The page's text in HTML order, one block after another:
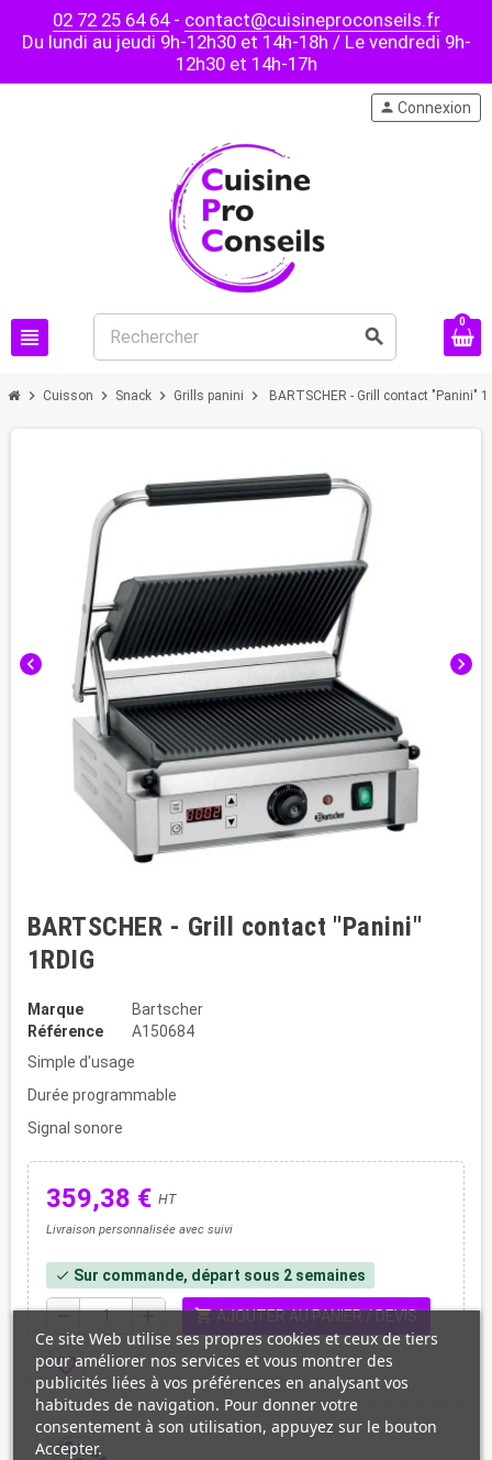
02 72 25 64 64- contact@cuisineproconseils.fr
Du lundi au jeudi 9h-12h30 et 14h-18h / Le vendredi 9h-
12h30 et 14h-17h
view_headline search
person Connexion
0
chevron_right Cuisson chevron_right Snack chevron_right Grills panini chevron_right BARTSCHER - Grill contact "Panini"
chevron_left chevron_right
BARTSCHER - Grill contact "Panini"
1RDIG
Marque
Bartscher
Référence
A150684
Simple d'usage
Durée programmable
Signal sonore
359,38 € HT
Livraison personnalisée avec suivi
check Sur commande, départ sous 2 semaines
remove add shopping_cartAJOUTER AU PANIER / DEVIS
favorite_border
Ce site Web utilise ses propres cookies et ceux de tiers
pour améliorer nos services et vous montrer des
publicités liées à vos préférences en analysant vos
habitudes de navigation. Pour donner votre
consentement à son utilisation, appuyez sur le bouton
Accepter.